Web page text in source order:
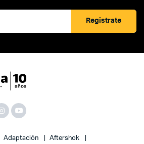
Registrate
Adaptación
Aftershok